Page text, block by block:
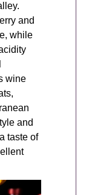
and
while
wine
and
taste of